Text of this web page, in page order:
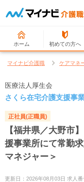
ホーム 初めての方へ
マイナビ介護職 ケアマネ
医療法人厚生会
さくら在宅介護支援事
正社員(正職員)
【福井県／大野市
援事業所にて常勤
マネジャー＞
更新日：2026年08月03日 求人